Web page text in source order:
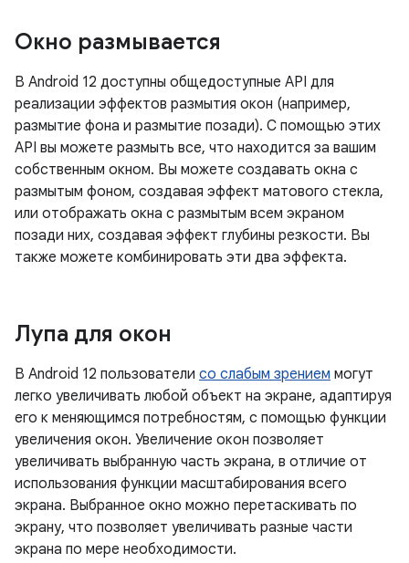
Окно размывается
В Android 12 доступны общедоступные API для
реализации эффектов размытия окон (например,
размытие фона и размытие позади). С помощью этих
API вы можете размыть все, что находится за вашим
собственным окном. Вы можете создавать окна с
размытым фоном, создавая эффект матового стекла,
или отображать окна с размытым всем экраном
позади них, создавая эффект глубины резкости. Вы
также можете комбинировать эти два эффекта.
Лупа для окон
В Android 12 пользователи со слабым зрением могут
легко увеличивать любой объект на экране, адаптируя
его к меняющимся потребностям, с помощью функции
увеличения окон. Увеличение окон позволяет
увеличивать выбранную часть экрана, в отличие от
использования функции масштабирования всего
экрана. Выбранное окно можно перетаскивать по
экрану, что позволяет увеличивать разные части
экрана по мере необходимости.